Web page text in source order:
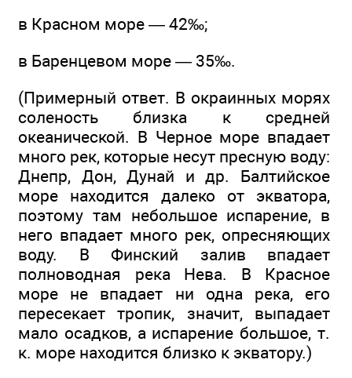
в Красном море — 42‰;
в Баренцевом море — 35‰.
(Примерный ответ. В окраинных морях
соленость близка к средней
океанической. В Черное море впадает
много рек, которые несут пресную воду:
Днепр, Дон, Дунай и др. Балтийское
море находится далеко от экватора,
поэтому там небольшое испарение, в
него впадает много рек, опресняющих
воду. В Финский залив впадает
полноводная река Нева. В Красное
море не впадает ни одна река, его
пересекает тропик, значит, выпадает
мало осадков, а испарение большое, т.
к. море находится близко к экватору.)